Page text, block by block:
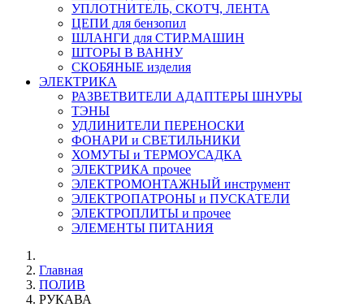
УПЛОТНИТЕЛЬ, СКОТЧ, ЛЕНТА
ЦЕПИ для бензопил
ШЛАНГИ для СТИР.МАШИН
ШТОРЫ В ВАННУ
СКОБЯНЫЕ изделия
ЭЛЕКТРИКА
РАЗВЕТВИТЕЛИ АДАПТЕРЫ ШНУРЫ
ТЭНЫ
УДЛИНИТЕЛИ ПЕРЕНОСКИ
ФОНАРИ и СВЕТИЛЬНИКИ
ХОМУТЫ и ТЕРМОУСАДКА
ЭЛЕКТРИКА прочее
ЭЛЕКТРОМОНТАЖНЫЙ инструмент
ЭЛЕКТРОПАТРОНЫ и ПУСКАТЕЛИ
ЭЛЕКТРОПЛИТЫ и прочее
ЭЛЕМЕНТЫ ПИТАНИЯ
Главная
ПОЛИВ
РУКАВА